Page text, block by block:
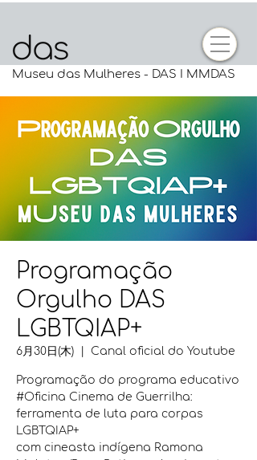
Museu das Mulheres - DAS I MMDAS
Programação
Orgulho DAS
LGBTQIAP+
6月30日(木) Canal oficial do Youtube
Programação do programa educativo
#Oficina Cinema de Guerrilha:
ferramenta de luta para corpas
LGBTQIAP+
com cineasta indígena Ramona